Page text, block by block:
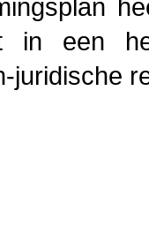
in een
juridische